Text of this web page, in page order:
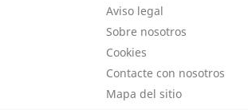
Aviso legal
Sobre nosotros
Cookies
Contacte con nosotros
Mapa del sitio